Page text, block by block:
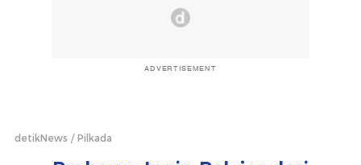
ADVERTISEMENT
detikNews Pilkada